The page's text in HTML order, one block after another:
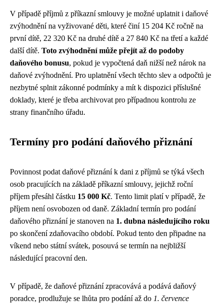
V případě příjmů z příkazní smlouvy je možné uplatnit i daňové
zvýhodnění na vyživované děti, které činí 15 204 Kč ročně na
první dítě, 22 320 Kč na druhé dítě a 27 840 Kč na třetí a každé
další dítě. Toto zvýhodnění může přejít až do podoby
daňového bonusu, pokud je vypočtená daň nižší než nárok na
daňové zvýhodnění. Pro uplatnění všech těchto slev a odpočtů je
nezbytné splnit zákonné podmínky a mít k dispozici příslušné
doklady, které je třeba archivovat pro případnou kontrolu ze
strany finančního úřadu.
Termíny pro podání daňového přiznání
Povinnost podat daňové přiznání k dani z příjmů se týká všech
osob pracujících na základě příkazní smlouvy, jejichž roční
příjem přesáhl částku 15 000 Kč. Tento limit platí v případě, že
příjem není osvobozen od daně. Základní termín pro podání
daňového přiznání je stanoven na 1. dubna následujícího roku
po skončení zdaňovacího období. Pokud tento den připadne na
víkend nebo státní svátek, posouvá se termín na nejbližší
následující pracovní den.
V případě, že daňové přiznání zpracovává a podává daňový
poradce, prodlužuje se lhůta pro podání až do 1. července